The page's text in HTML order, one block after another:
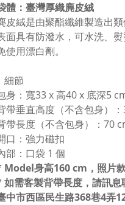
體：臺灣厚織麂皮絨
皮絨是由聚酯纖維製造出
面具有防潑水，可水洗、
使用漂白劑。
細節
身：寬33 x 高40 x 底深5
帶垂直高度（不含包身）
帶長度（不含包身）：70
口：強力磁扣
部：口袋 1 個
Model身高160 cm，照片
如需客製背帶長度，請訊息
中市西區民生路368巷4弄